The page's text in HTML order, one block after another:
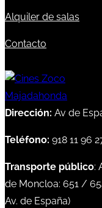
Alquiler de salas
Contacto
Dirección: Av de
Teléfono: 918 11 96
Transporte público:
de Moncloa: 651 /
Av. de España)